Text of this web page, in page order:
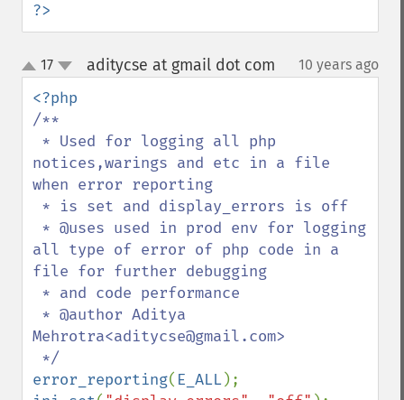
?>
up
down
17 aditycse at gmail dot com 10 years ago
/**
notices,warings and etc in a file
when error reporting
all type of error of php code in a
file for further debugging
Mehrotra<aditycse@gmail.com>
error_reporting( E_ALL